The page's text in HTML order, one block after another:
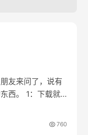
友来问了，说有
西。 1：下载就
760